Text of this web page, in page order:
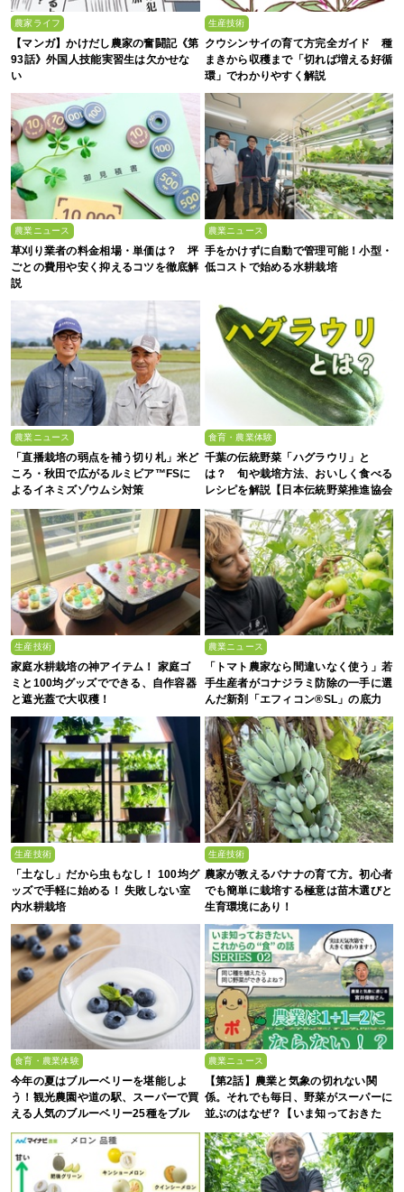
農家ライフ
【マンガ】かけだし農家の奮闘記《第
93話》外国人技能実習生は欠かせな
い
生産技術
クウシンサイの育て方完全ガイド 種
まきから収穫まで「切れば増える好循
環」でわかりやすく解説
農業ニュース
草刈り業者の料金相場・単価は？ 坪
ごとの費用や安く抑えるコツを徹底解
説
農業ニュース
手をかけずに自動で管理可能！小型・
低コストで始める水耕栽培
農業ニュース
「直播栽培の弱点を補う切り札」米ど
ころ・秋田で広がるルミビア™FSに
よるイネミズゾウムシ対策
食育・農業体験
千葉の伝統野菜「ハグラウリ」と
は？ 旬や栽培方法、おいしく食べる
レシピを解説【日本伝統野菜推進協会
監修】
生産技術
家庭水耕栽培の神アイテム！ 家庭ゴ
ミと100均グッズでできる、自作容器
と遮光蓋で大収穫！
農業ニュース
「トマト農家なら間違いなく使う」若
手生産者がコナジラミ防除の一手に選
んだ新剤「エフィコン®SL」の底力
生産技術
「土なし」だから虫もなし！ 100均グ
ッズで手軽に始める！ 失敗しない室
内水耕栽培
生産技術
農家が教えるバナナの育て方。初心者
でも簡単に栽培する極意は苗木選びと
生育環境にあり！
食育・農業体験
今年の夏はブルーベリーを堪能しよ
う！観光農園や道の駅、スーパーで買
える人気のブルーベリー25種をブル
ーベリー農家の息子が解説
農業ニュース
【第2話】農業と気象の切れない関
係。それでも毎日、野菜がスーパーに
並ぶのはなぜ？【いま知っておきた
い、これからの”食”の話】